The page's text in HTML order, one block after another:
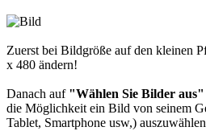
Zuerst bei Bildgröße auf den kleinen
x 480 ändern!
Danach auf "Wählen Sie Bilder aus"
die Möglichkeit ein Bild von seinem
Tablet, Smartphone usw,)